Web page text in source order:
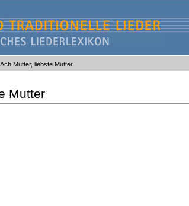
Ach Mutter, liebste Mutter
Mutter